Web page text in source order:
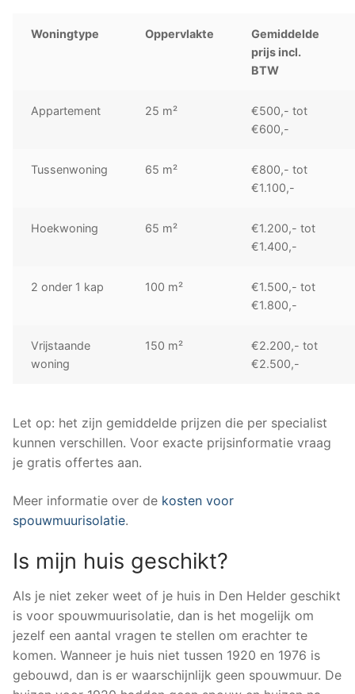
Woningtype Oppervlakte
Gemiddelde
prijs incl.
BTW
Appartement 25 m²
€500,- tot
€600,-
Tussenwoning 65 m²
€800,- tot
€1.100,-
Hoekwoning 65 m²
€1.200,- tot
€1.400,-
2 onder 1 kap 100 m²
€1.500,- tot
€1.800,-
Vrijstaande
woning
150 m²
€2.200,- tot
€2.500,-
Let op: het zijn gemiddelde prijzen die per specialist
kunnen verschillen. Voor exacte prijsinformatie vraag
je gratis offertes aan.
Meer informatie over de kosten voor
spouwmuurisolatie.
Is mijn huis geschikt?
Als je niet zeker weet of je huis in Den Helder geschikt
is voor spouwmuurisolatie, dan is het mogelijk om
jezelf een aantal vragen te stellen om erachter te
komen. Wanneer je huis niet tussen 1920 en 1976 is
gebouwd, dan is er waarschijnlijk geen spouwmuur. De